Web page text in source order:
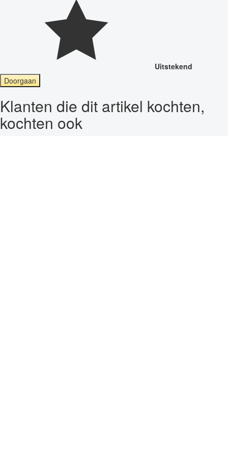
Uitstekend
Doorgaan
Klanten die dit artikel kochten,
kochten ook